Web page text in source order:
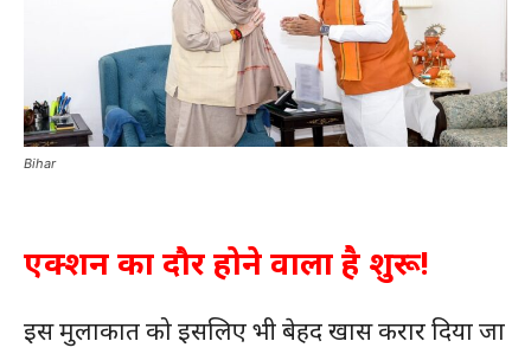
Bihar
एक्शन का दौर होने वाला है शुरू!
इस मुलाकात को इसलिए भी बेहद खास करार दिया जा